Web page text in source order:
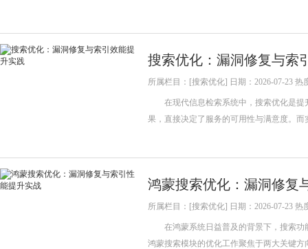
搜索优化：漏洞修复与索
所属栏目：[搜索优化] 日期：2026-07-23 热
在现代信息检索系统中，搜索优化是提
果，直接决定了服务的可用性与满意度。
鸿蒙搜索优化：漏洞修复
所属栏目：[搜索优化] 日期：2026-07-23 热
在鸿蒙系统日益普及的背景下，搜索功
鸿蒙搜索模块的优化工作聚焦于两大关键